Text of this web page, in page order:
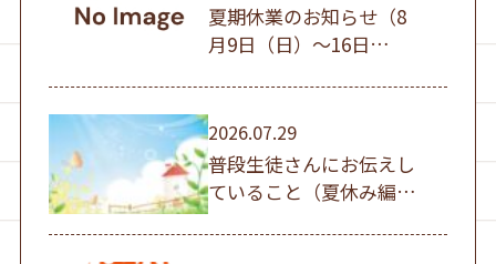
夏期休業のお知らせ（8
月9日（日）～16日
2026.07.29
普段生徒さんにお伝えし
ていること（夏休み編
①）